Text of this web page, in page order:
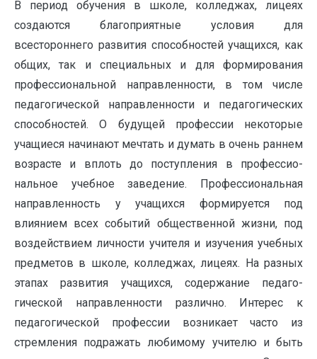
В период обучения в школе, колледжах, лицеях
создаются благоприятные условия для
всестороннего развития способно­стей учащихся, как
общих, так и специальных и для форми­рования
профессиональной направленности, в том числе
педаго­гической направленности и педагогических
способностей. О будущей профессии некоторые
учащиеся начинают мечтать и думать в очень раннем
возрасте и вплоть до поступления в профессио­
нальное учебное заведение. Профессиональная
направленность у учащихся формируется под
влиянием всех собы­тий общественной жизни, под
воздействием личности учителя и изучения учебных
предметов в школе, колледжах, лицеях. На разных
этапах развития учащихся, содержание педаго­
гической направленности различно. Интерес к
педагогической профессии возникает часто из
стремления подражать любимому учителю и быть